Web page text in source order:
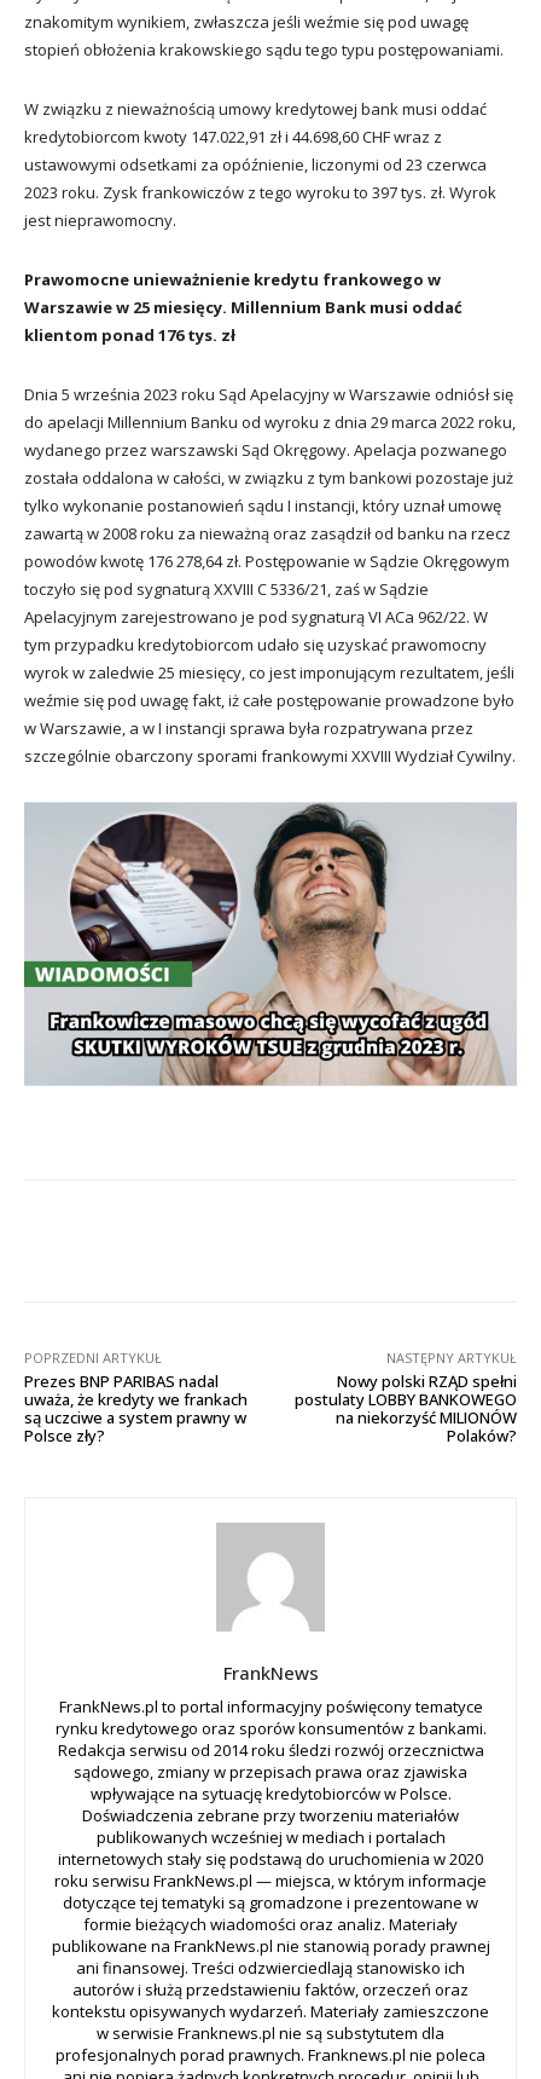
znakomitym wynikiem, zwłaszcza jeśli weźmie się pod uwagę
stopień obłożenia krakowskiego sądu tego typu postępowaniami.
W związku z nieważnością umowy kredytowej bank musi oddać
kredytobiorcom kwoty 147.022,91 zł i 44.698,60 CHF wraz z
ustawowymi odsetkami za opóźnienie, liczonymi od 23 czerwca
2023 roku. Zysk frankowiczów z tego wyroku to 397 tys. zł. Wyrok
jest nieprawomocny.
Prawomocne unieważnienie kredytu frankowego w
Warszawie w 25 miesięcy. Millennium Bank musi oddać
klientom ponad 176 tys. zł
Dnia 5 września 2023 roku Sąd Apelacyjny w Warszawie odniósł się
do apelacji Millennium Banku od wyroku z dnia 29 marca 2022 roku,
wydanego przez warszawski Sąd Okręgowy. Apelacja pozwanego
została oddalona w całości, w związku z tym bankowi pozostaje już
tylko wykonanie postanowień sądu I instancji, który uznał umowę
zawartą w 2008 roku za nieważną oraz zasądził od banku na rzecz
powodów kwotę 176 278,64 zł. Postępowanie w Sądzie Okręgowym
toczyło się pod sygnaturą XXVIII C 5336/21, zaś w Sądzie
Apelacyjnym zarejestrowano je pod sygnaturą VI ACa 962/22. W
tym przypadku kredytobiorcom udało się uzyskać prawomocny
wyrok w zaledwie 25 miesięcy, co jest imponującym rezultatem, jeśli
weźmie się pod uwagę fakt, iż całe postępowanie prowadzone było
w Warszawie, a w I instancji sprawa była rozpatrywana przez
szczególnie obarczony sporami frankowymi XXVIII Wydział Cywilny.
POPRZEDNI ARTYKUŁ
Prezes BNP PARIBAS nadal
uważa, że kredyty we frankach
są uczciwe a system prawny w
Polsce zły?
NASTĘPNY ARTYKUŁ
Nowy polski RZĄD spełni
postulaty LOBBY BANKOWEGO
na niekorzyść MILIONÓW
Polaków?
FrankNews
FrankNews.pl to portal informacyjny poświęcony tematyce
rynku kredytowego oraz sporów konsumentów z bankami.
Redakcja serwisu od 2014 roku śledzi rozwój orzecznictwa
sądowego, zmiany w przepisach prawa oraz zjawiska
wpływające na sytuację kredytobiorców w Polsce.
Doświadczenia zebrane przy tworzeniu materiałów
publikowanych wcześniej w mediach i portalach
internetowych stały się podstawą do uruchomienia w 2020
roku serwisu FrankNews.pl — miejsca, w którym informacje
dotyczące tej tematyki są gromadzone i prezentowane w
formie bieżących wiadomości oraz analiz. Materiały
publikowane na FrankNews.pl nie stanowią porady prawnej
ani finansowej. Treści odzwierciedlają stanowisko ich
autorów i służą przedstawieniu faktów, orzeczeń oraz
kontekstu opisywanych wydarzeń. Materiały zamieszczone
w serwisie Franknews.pl nie są substytutem dla
profesjonalnych porad prawnych. Franknews.pl nie poleca